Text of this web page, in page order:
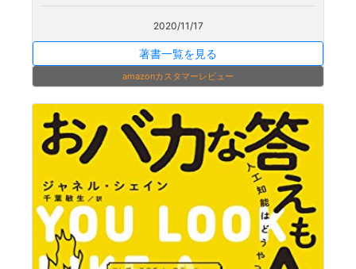
2020/11/17
著書一覧を見る
amazonカスタマーレビュー